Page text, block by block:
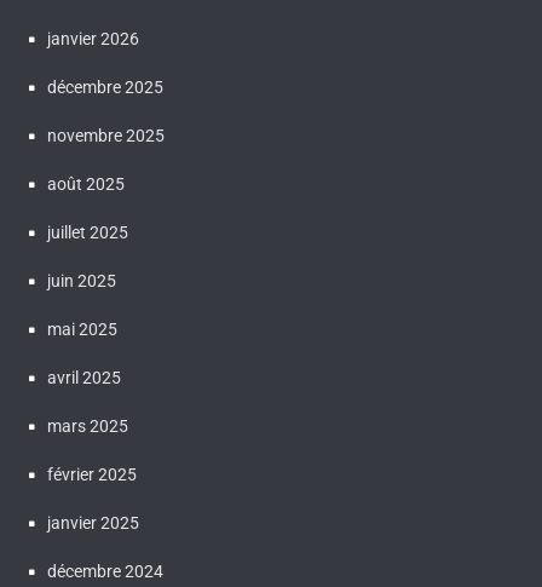
janvier 2026
décembre 2025
novembre 2025
août 2025
juillet 2025
juin 2025
mai 2025
avril 2025
mars 2025
février 2025
janvier 2025
décembre 2024